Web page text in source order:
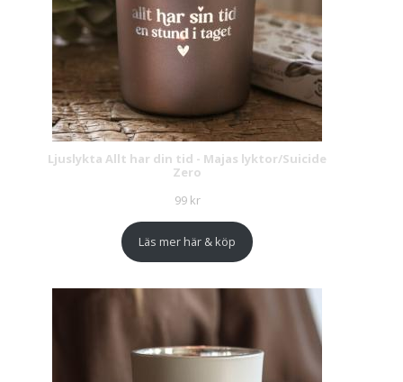
Ljuslykta Allt har din tid - Majas lyktor/Suicide
Zero
99 kr
Läs mer här & köp